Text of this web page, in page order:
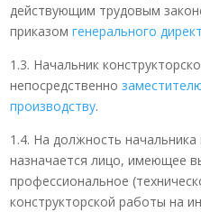
действующим трудовым
приказомгенерального
1.3. Начальник
непосредственно
производству.
1.4. На должность
назначается лицо, имеющее
профессиональное
конструкторской работы на